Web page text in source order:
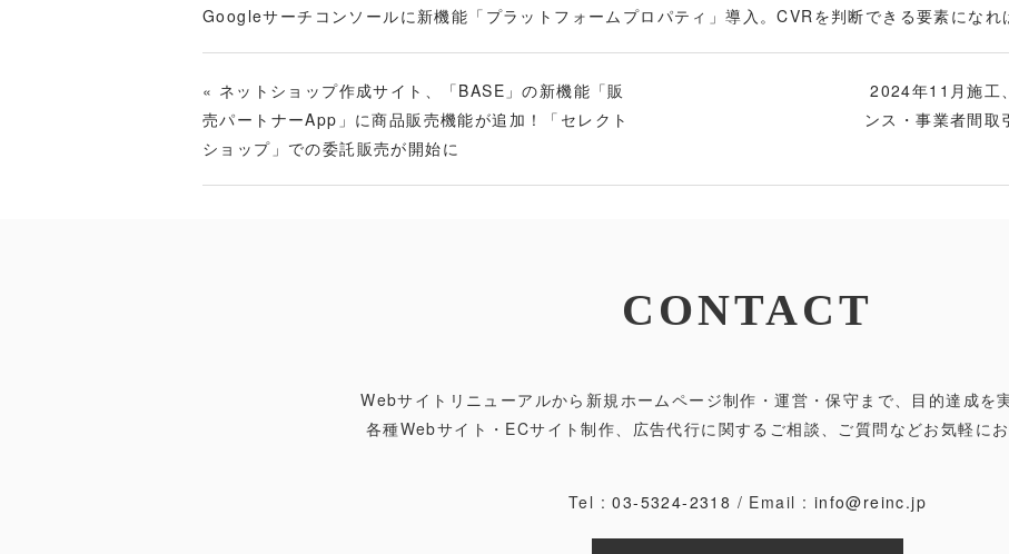
Googleサーチコンソールに新機能「プラットフォームプロパティ」導入。CVRを判断できる要素になれ
« ネットショップ作成サイト、「BASE」の新機能「販
売パートナーApp」に商品販売機能が追加！「セレクト
ショップ」での委託販売が開始に
2024年11月施工
ンス・事業者間取
CONTACT
Webサイトリニューアルから新規ホームページ制作・運営・保守まで、目的達成を
各種Webサイト・ECサイト制作、広告代行に関するご相談、ご質問などお気軽にお
Tel :03-5324-2318 / Email : info@reinc.jp